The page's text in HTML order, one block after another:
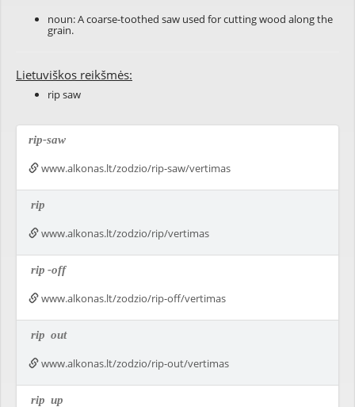
noun: A coarse-toothed saw used for cutting wood along the
grain.
Lietuviškos reikšmės:
rip saw
rip-saw
www.alkonas.lt/zodzio/rip-saw/vertimas
rip
www.alkonas.lt/zodzio/rip/vertimas
rip -off
www.alkonas.lt/zodzio/rip-off/vertimas
rip out
www.alkonas.lt/zodzio/rip-out/vertimas
rip up